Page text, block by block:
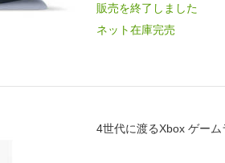
販売を終了しました
ネット在庫完売
4世代に渡るXbox ゲーム